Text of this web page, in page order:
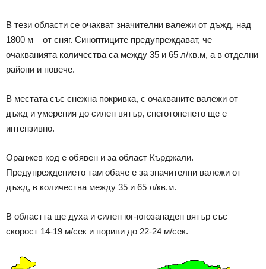
В тези области се очакват значителни валежи от дъжд, над
1800 м – от сняг. Синоптиците предупреждават, че
очакванията количества са между 35 и 65 л/кв.м, а в отделни
райони и повече.
В местата със снежна покривка, с очакваните валежи от
дъжд и умерения до силен вятър, снеготопенето ще е
интензивно.
Оранжев код е обявен и за област Кърджали.
Предупреждението там обаче е за значителни валежи от
дъжд, в количества между 35 и 65 л/кв.м.
В областта ще духа и силен юг-югозападен вятър със
скорост 14-19 м/сек и пориви до 22-24 м/сек.